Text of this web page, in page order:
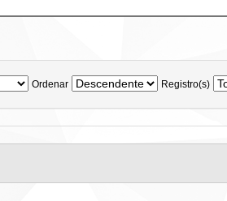
Ordenar Registro(s)